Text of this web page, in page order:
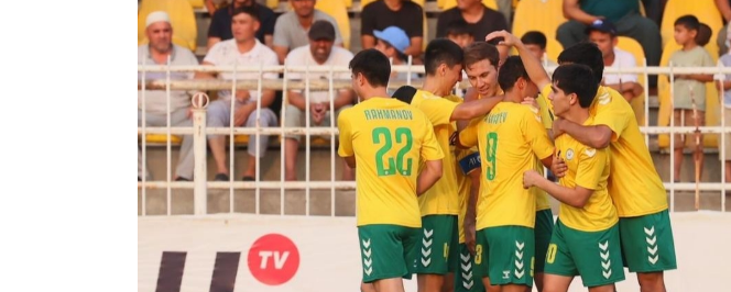
Общество
Культура
Наука
Спорт